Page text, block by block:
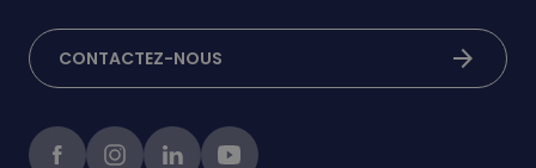
CONTACTEZ-NOUS arrow_forward
FacebookinstagramlinkedInYoutube